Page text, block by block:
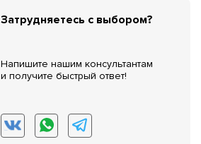
Затрудняетесь с выбором?
Напишите нашим консультантам
и получите быстрый ответ!